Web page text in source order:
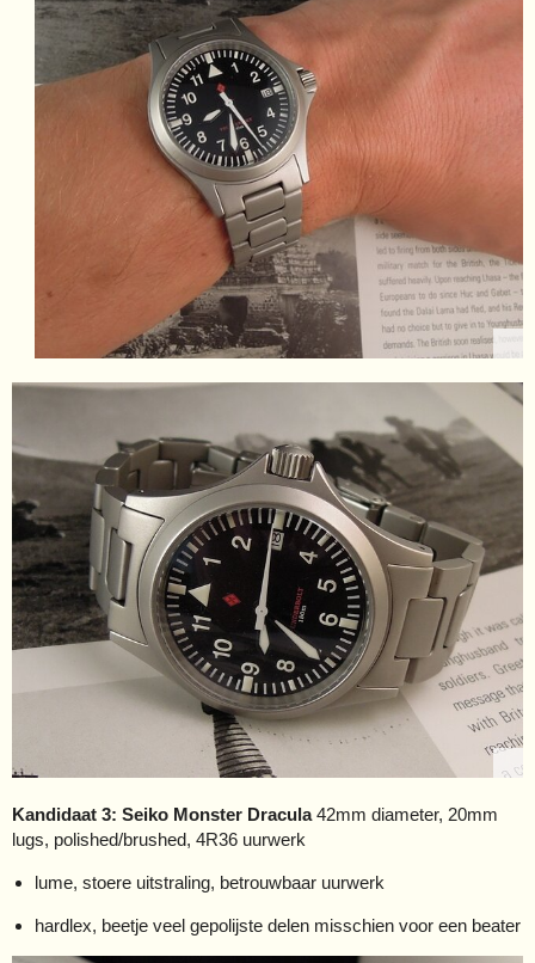
Kandidaat 3: Seiko Monster Dracula42mm diameter, 20mm
lugs, polished/brushed, 4R36 uurwerk
lume, stoere uitstraling, betrouwbaar uurwerk
hardlex, beetje veel gepolijste delen misschien voor een beater